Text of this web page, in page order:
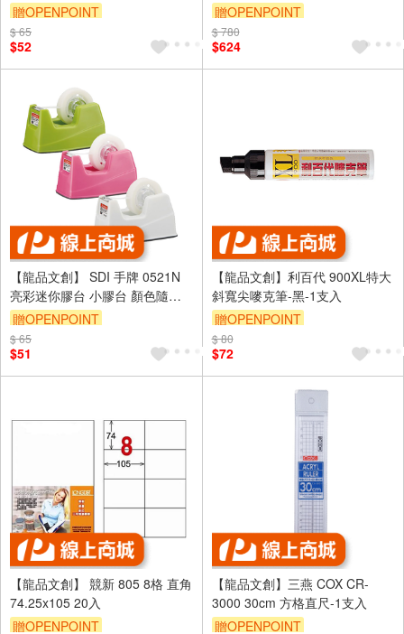
桿-1支
贈OPENPOINT
$ 65
$52
贈OPENPOINT
$ 780
$624
【龍品文創】 SDI 手牌 0521N
亮彩迷你膠台 小膠台 顏色隨機
出貨
贈OPENPOINT
$ 65
$51
【龍品文創】利百代 900XL特大
斜寬尖嘜克筆-黑-1支入
贈OPENPOINT
$ 80
$72
【龍品文創】 競新 805 8格 直角
74.25x105 20入
贈OPENPOINT
【龍品文創】三燕 COX CR-
3000 30cm 方格直尺-1支入
贈OPENPOINT